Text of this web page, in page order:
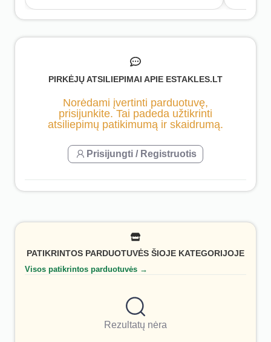
PIRKĖJŲ ATSILIEPIMAI APIE ESTAKLES.LT
Norėdami įvertinti parduotuvę,
prisijunkite. Tai padeda užtikrinti
atsiliepimų patikimumą ir skaidrumą.
Prisijungti / Registruotis
PATIKRINTOS PARDUOTUVĖS ŠIOJE KATEGORIJOJE
Visos patikrintos parduotuvės →
Rezultatų nėra